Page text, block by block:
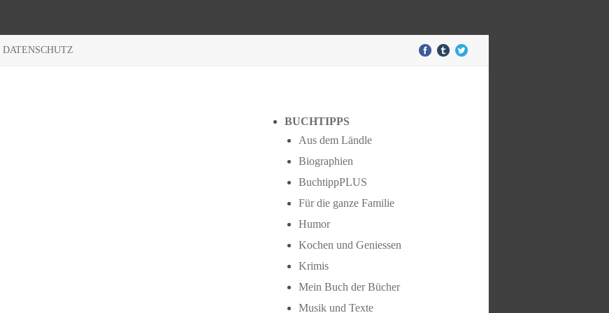
DATENSCHUTZ
BUCHTIPPS
Aus dem Ländle
Biographien
BuchtippPLUS
Für die ganze Familie
Humor
Kochen und Geniessen
Krimis
Mein Buch der Bücher
Musik und Texte